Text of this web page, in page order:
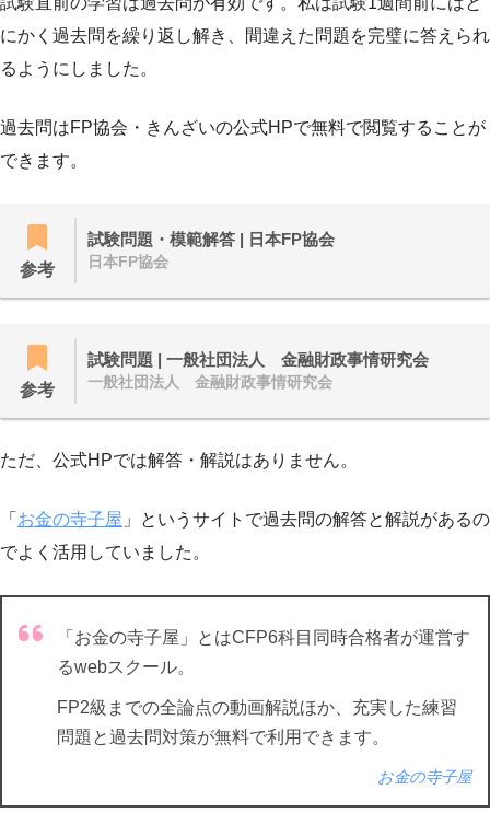
にかく過去問を繰り返し解き、間違えた問題を完璧に答えられ
るようにしました。
過去問はFP協会・きんざいの公式HPで無料で閲覧することが
できます。
参考
試験問題・模範解答 | 日本FP協会
日本FP協会
参考
試験問題 | 一般社団法人 金融財政事情研究会
一般社団法人 金融財政事情研究会
ただ、公式HPでは解答・解説はありません。
「 お金の寺子屋 」というサイトで過去問の解答と解説があるの
でよく活用していました。
「お金の寺子屋」とはCFP6科目同時合格者が運営す
るwebスクール。
FP2級までの全論点の動画解説ほか、充実した練習
問題と過去問対策が無料で利用できます。
お金の寺子屋